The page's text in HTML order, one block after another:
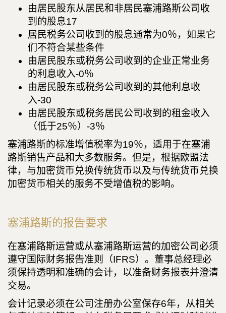
由居民股东从居民和非居民塞浦路斯公司收
到的股息17
居民税务公司收到的股息通常为0％，如果它
们不符合某些条件
由居民股东或税务公司收到的企业正常业务
的利息收入-0％
由居民股东或税务公司收到的其他利息收
入-30
由居民股东或税务居民公司收到的租金收入
（低于25％）-3％
塞浦路斯的标准增值税率为19％，适用于在塞浦
路斯销售产品和大多数服务。但是，根据欧盟法
律，与加密货币兑换传统货币以及与传统货币兑换
加密货币相关的服务不受增值税的影响。
塞浦路斯的报告要求
在塞浦路斯运营或从塞浦路斯运营的加密公司必须
遵守国际财务报告准则（IFRS）。董事总经理必
须保持透明和准确的会计，以准备财务报表并澄清
交易。
会计记录必须在公司注册办公室保存6年，从相关